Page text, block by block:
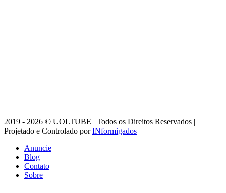
2019 - 2026 © UOLTUBE | Todos os Direitos Reservados |
Projetado e Controlado porINformigados
Anuncie
Blog
Contato
Sobre